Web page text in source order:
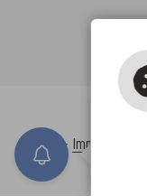
Inhalt - Impressum